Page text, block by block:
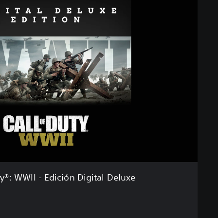
WWII - Edición Digital Deluxe